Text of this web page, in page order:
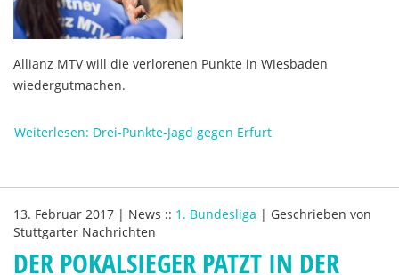
Allianz MTV will die verlorenen Punkte in Wiesbaden
wiedergutmachen.
Weiterlesen: Drei-Punkte-Jagd gegen Erfurt
13. Februar 2017 | News :: 1. Bundesliga | Geschrieben von
Stuttgarter Nachrichten
DER POKALSIEGER PATZT IN DER